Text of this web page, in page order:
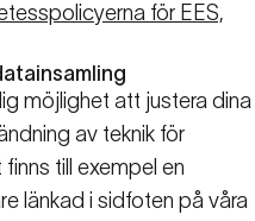
för EES,
möjlighet att justera dina
av teknik för
till exempel en
länkad i sidfoten på våra